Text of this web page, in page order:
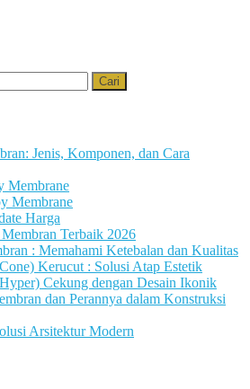
Jenis, Komponen, dan Cara
Membrane
Membrane
Harga
Terbaik 2026
: Memahami Ketebalan dan Kualitas
Kerucut : Solusi Atap Estetik
Cekung dengan Desain Ikonik
dan Perannya dalam Konstruksi
Arsitektur Modern